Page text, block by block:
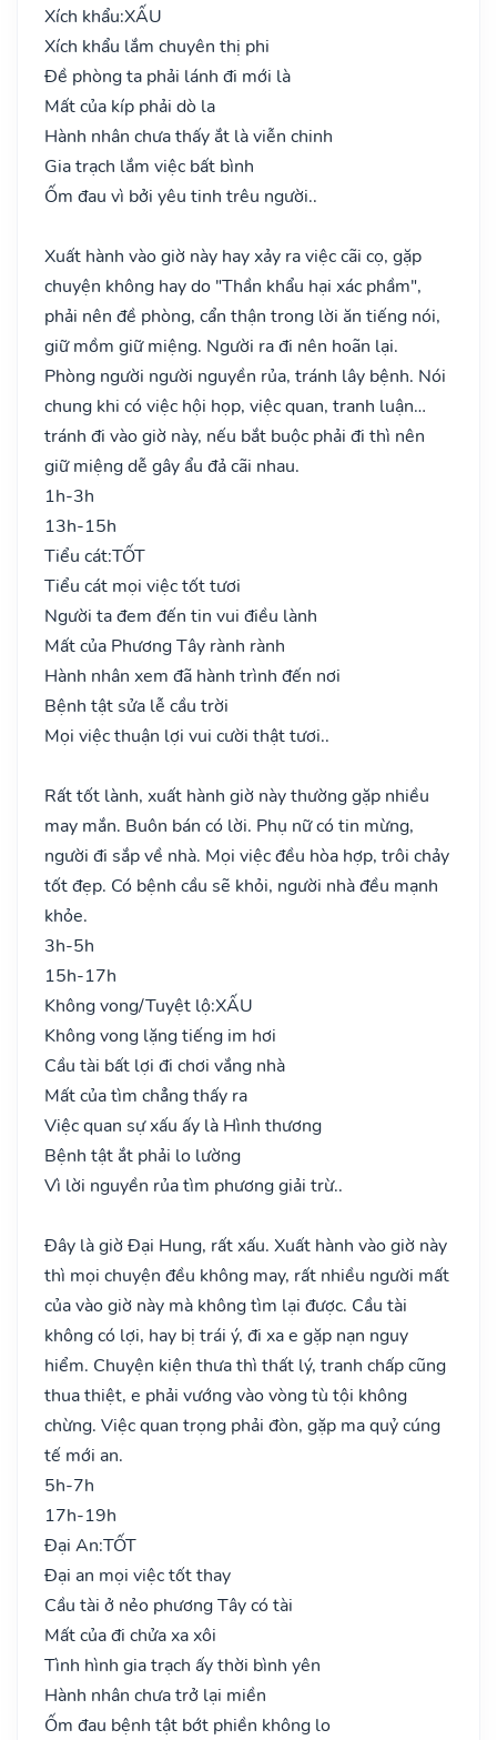
Xích khẩu:XẤU
Xích khẩu lắm chuyên thị phi
Đề phòng ta phải lánh đi mới là
Mất của kíp phải dò la
Hành nhân chưa thấy ắt là viễn chinh
Gia trạch lắm việc bất bình
Ốm đau vì bởi yêu tinh trêu người..
Xuất hành vào giờ này hay xảy ra việc cãi cọ, gặp
chuyện không hay do "Thần khẩu hại xác phầm",
phải nên đề phòng, cẩn thận trong lời ăn tiếng nói,
giữ mồm giữ miệng. Người ra đi nên hoãn lại.
Phòng người người nguyền rủa, tránh lây bệnh. Nói
chung khi có việc hội họp, việc quan, tranh luận…
tránh đi vào giờ này, nếu bắt buộc phải đi thì nên
giữ miệng dễ gây ẩu đả cãi nhau.
1h-3h
13h-15h
Tiểu cát:TỐT
Tiểu cát mọi việc tốt tươi
Người ta đem đến tin vui điều lành
Mất của Phương Tây rành rành
Hành nhân xem đã hành trình đến nơi
Bệnh tật sửa lễ cầu trời
Mọi việc thuận lợi vui cười thật tươi..
Rất tốt lành, xuất hành giờ này thường gặp nhiều
may mắn. Buôn bán có lời. Phụ nữ có tin mừng,
người đi sắp về nhà. Mọi việc đều hòa hợp, trôi chảy
tốt đẹp. Có bệnh cầu sẽ khỏi, người nhà đều mạnh
khỏe.
3h-5h
15h-17h
Không vong/Tuyệt lộ:XẤU
Không vong lặng tiếng im hơi
Cầu tài bất lợi đi chơi vắng nhà
Mất của tìm chẳng thấy ra
Việc quan sự xấu ấy là Hình thương
Bệnh tật ắt phải lo lường
Vì lời nguyền rủa tìm phương giải trừ..
Đây là giờ Đại Hung, rất xấu. Xuất hành vào giờ này
thì mọi chuyện đều không may, rất nhiều người mất
của vào giờ này mà không tìm lại được. Cầu tài
không có lợi, hay bị trái ý, đi xa e gặp nạn nguy
hiểm. Chuyện kiện thưa thì thất lý, tranh chấp cũng
thua thiệt, e phải vướng vào vòng tù tội không
chừng. Việc quan trọng phải đòn, gặp ma quỷ cúng
tế mới an.
5h-7h
17h-19h
Đại An:TỐT
Đại an mọi việc tốt thay
Cầu tài ở nẻo phương Tây có tài
Mất của đi chửa xa xôi
Tình hình gia trạch ấy thời bình yên
Hành nhân chưa trở lại miền
Ốm đau bệnh tật bớt phiền không lo